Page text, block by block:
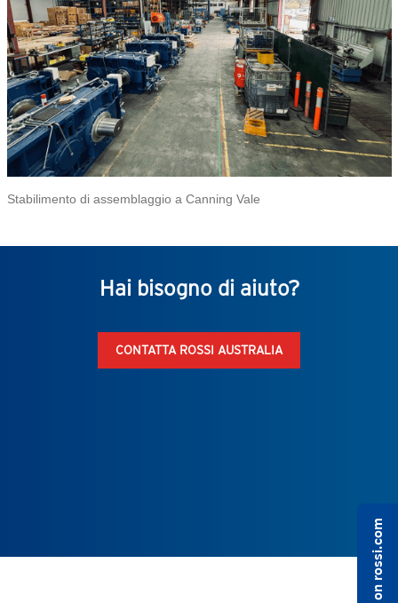
Stabilimento di assemblaggio a Canning Vale
Hai bisogno di aiuto?
CONTATTA ROSSI AUSTRALIA